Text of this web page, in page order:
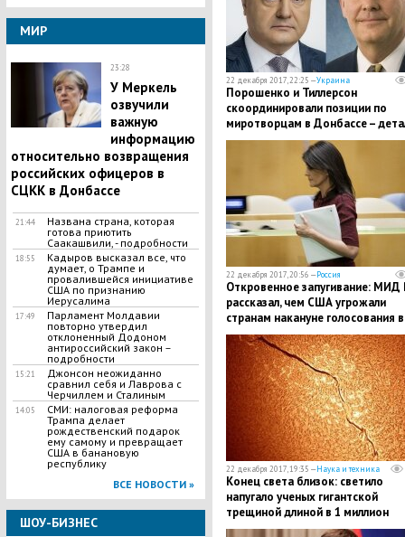
МИР
23:28
У Меркель
озвучили
важную
информацию
относительно возвращения
российских офицеров в
СЦКК в Донбассе
21:44
Названа страна, которая
готова приютить
Саакашвили, - подробности
18:55
Кадыров высказал все, что
думает, о Трампе и
провалившейся инициативе
США по признанию
Иерусалима
17:49
Парламент Молдавии
повторно утвердил
отклоненный Додоном
антироссийский закон –
подробности
15:21
Джонсон неожиданно
сравнил себя и Лаврова с
Черчиллем и Сталиным
14:05
СМИ: налоговая реформа
Трампа делает
рождественский подарок
ему самому и превращает
США в банановую
республику
ВСЕ НОВОСТИ »
ШОУ-БИЗНЕС
22 декабря 2017, 22:25 —Украина
Порошенко и Тиллерсон
скоординировали позиции по
миротворцам в Донбассе –
переговоров
22 декабря 2017, 20:56 —Россия
Откровенное запугивание:
рассказал, чем США угрожали
странам накануне голосования в
ООН по Иерусалиму
22 декабря 2017, 19:35 —Наука и техника
Конец света близок: светило
напугало ученых гигантской
трещиной длиной в 1 миллион
километр - кадры